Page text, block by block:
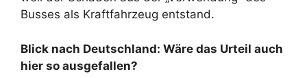
Busses als Kraftfahrzeug entstand.
Blick nach Deutschland: Wäre das Urteil auch
hier so ausgefallen?